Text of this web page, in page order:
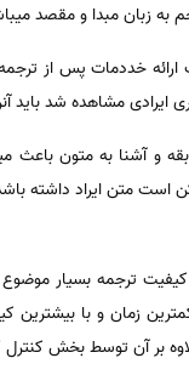
به زبان مبدا و مقصد
خددمات پس از ترجمه
مشاهده شد باید
و آشنا به متون باعث
است متن ایراد داشته
ترجمه بسیار
زمان و با
بر آن توسط بخش کنترل